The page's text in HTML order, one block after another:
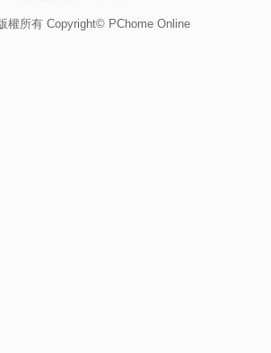
權所有 Copyright© PChome Online